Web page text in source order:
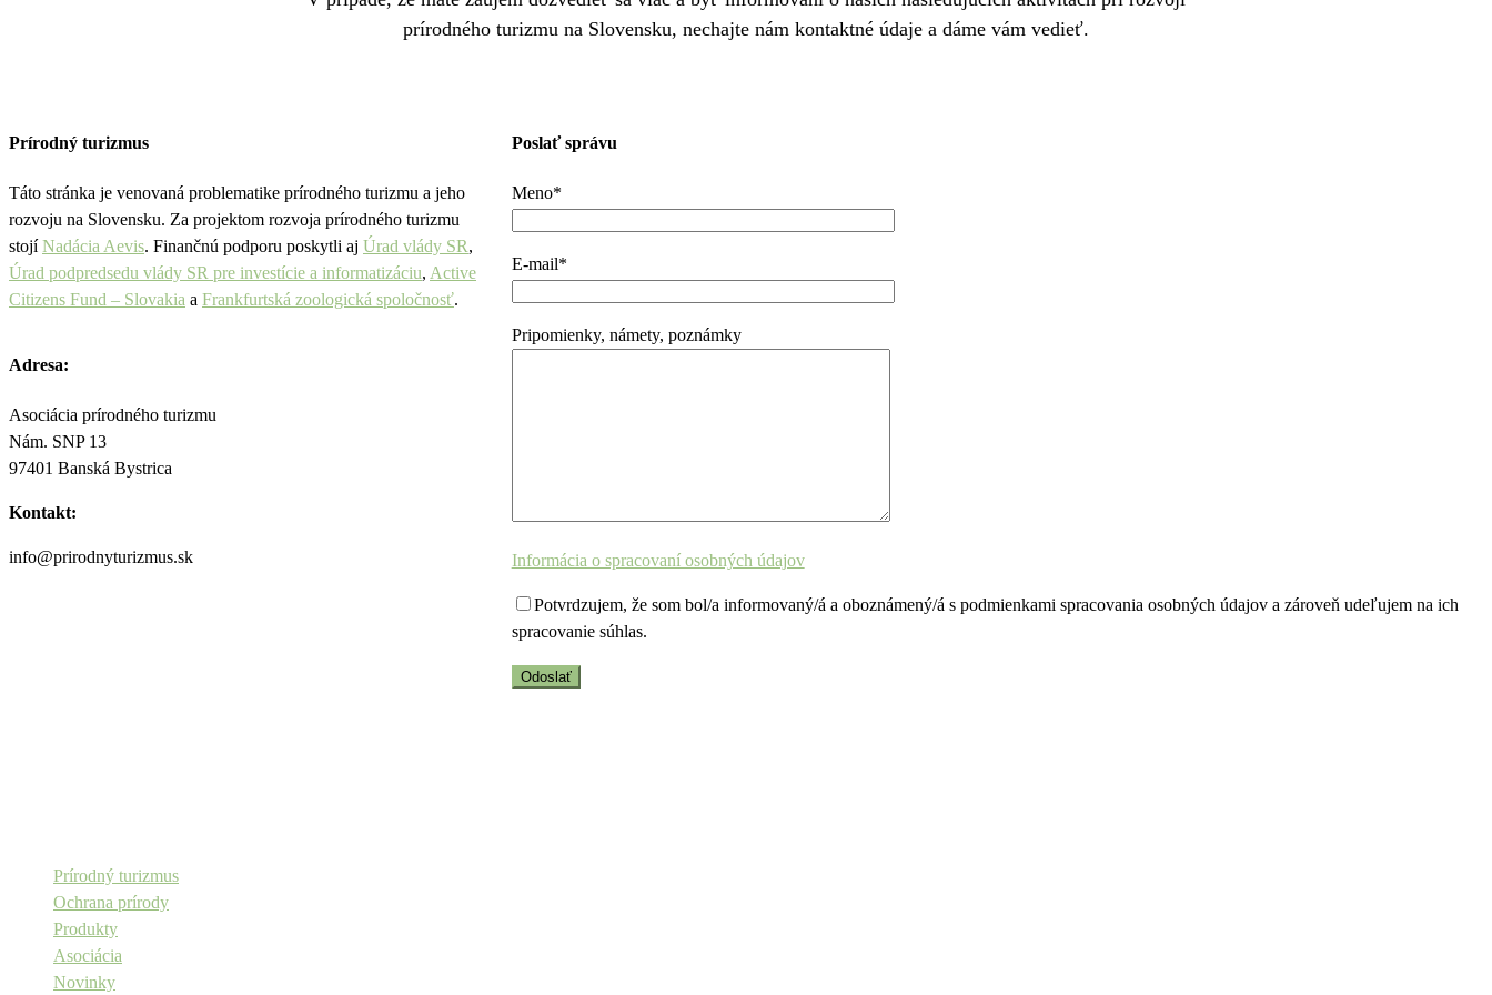
prírodného turizmu na Slovensku, nechajte nám kontaktné údaje a dáme vám vedieť.
Prírodný turizmus
Táto stránka je venovaná problematike prírodného turizmu a jeho
rozvoju na Slovensku. Za projektom rozvoja prírodného turizmu
stojíNadácia Aevis. Finančnú podporu poskytli aj Úrad vlády SR,
Úrad podpredsedu vlády SR pre investície a informatizáciu, Active
Citizens Fund – Slovakia a Frankfurtská zoologická spoločnosť.
Adresa:
Asociácia prírodného turizmu
Nám. SNP 13
97401 Banská Bystrica
Kontakt:
info@prirodnyturizmus.sk
Poslať správu
Meno*
E-mail*
Pripomienky, námety, poznámky
Informácia o spracovaní osobných údajov
Potvrdzujem, že som bol/a informovaný/á a oboznámený/á s podmienkami spracovania osobných údajov a zároveň udeľujem na ich
spracovanie súhlas.
Prírodný turizmus
Ochrana prírody
Produkty
Asociácia
Novinky